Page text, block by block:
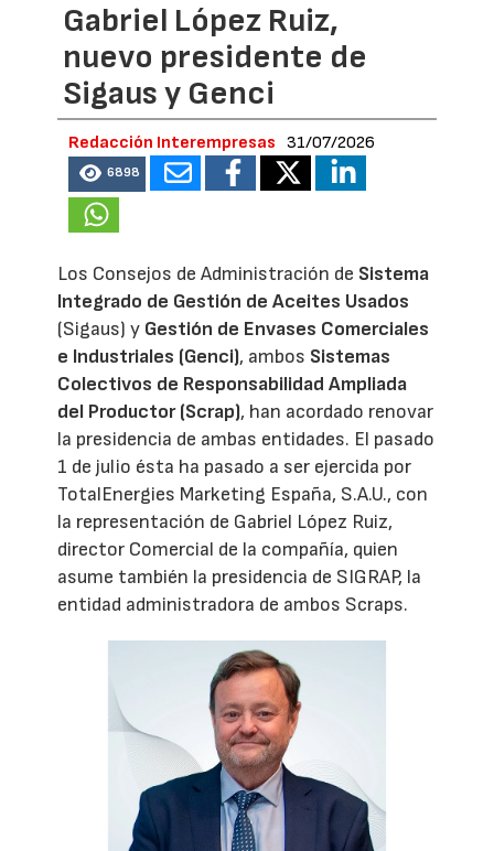
Gabriel López Ruiz,
nuevo presidente de
Sigaus y Genci
Redacción Interempresas 31/07/2026
6898
Los Consejos de Administración de Sistema
Integrado de Gestión de Aceites Usados
(Sigaus) y Gestión de Envases Comerciales
e Industriales (Genci), ambos Sistemas
Colectivos de Responsabilidad Ampliada
del Productor (Scrap), han acordado renovar
la presidencia de ambas entidades. El pasado
1 de julio ésta ha pasado a ser ejercida por
TotalEnergies Marketing España, S.A.U., con
la representación de Gabriel López Ruiz,
director Comercial de la compañía, quien
asume también la presidencia de SIGRAP, la
entidad administradora de ambos Scraps.